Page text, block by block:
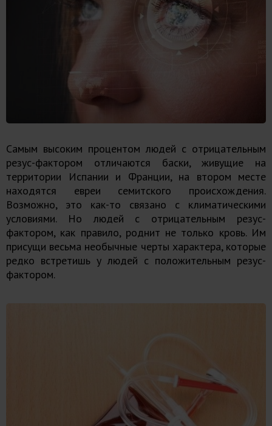
Самым высоким процентом людей с отрицательным
резус-фактором отличаются баски, живущие на
территории Испании и Франции, на втором месте
находятся евреи семитского происхождения.
Возможно, это как-то связано с климатическими
условиями. Но людей с отрицательным резус-
фактором, как правило, роднит не только кровь. Им
присущи весьма необычные черты характера, которые
редко встретишь у людей с положительным резус-
фактором.